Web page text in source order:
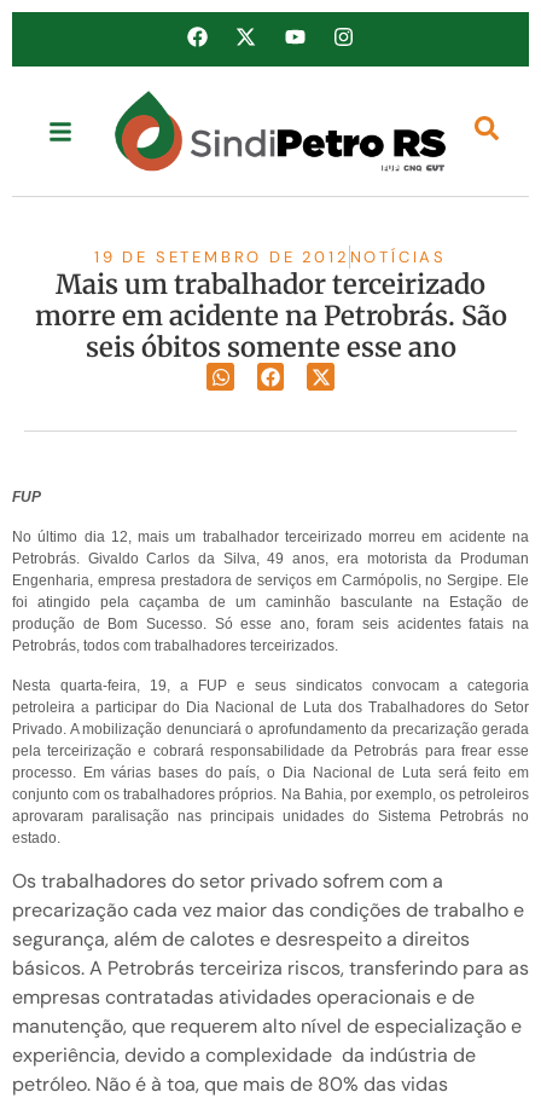
19 DE SETEMBRO DE 2012 NOTÍCIAS
Mais um trabalhador terceirizado
morre em acidente na Petrobrás. São
seis óbitos somente esse ano
FUP
No último dia 12, mais um trabalhador terceirizado morreu em acidente na
Petrobrás. Givaldo Carlos da Silva, 49 anos, era motorista da Produman
Engenharia, empresa prestadora de serviços em Carmópolis, no Sergipe. Ele
foi atingido pela caçamba de um caminhão basculante na Estação de
produção de Bom Sucesso. Só esse ano, foram seis acidentes fatais na
Petrobrás, todos com trabalhadores terceirizados.
Nesta quarta-feira, 19, a FUP e seus sindicatos convocam a categoria
petroleira a participar do Dia Nacional de Luta dos Trabalhadores do Setor
Privado. A mobilização denunciará o aprofundamento da precarização gerada
pela terceirização e cobrará responsabilidade da Petrobrás para frear esse
processo. Em várias bases do país, o Dia Nacional de Luta será feito em
conjunto com os trabalhadores próprios. Na Bahia, por exemplo, os petroleiros
aprovaram paralisação nas principais unidades do Sistema Petrobrás no
estado.
Os trabalhadores do setor privado sofrem com a
precarização cada vez maior das condições de trabalho e
segurança, além de calotes e desrespeito a direitos
básicos. A Petrobrás terceiriza riscos, transferindo para as
empresas contratadas atividades operacionais e de
manutenção, que requerem alto nível de especialização e
experiência, devido a complexidade da indústria de
petróleo. Não é à toa, que mais de 80% das vidas